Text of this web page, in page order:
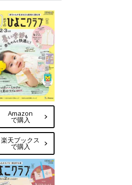
Amazon
で購入
楽天ブックス
で購入